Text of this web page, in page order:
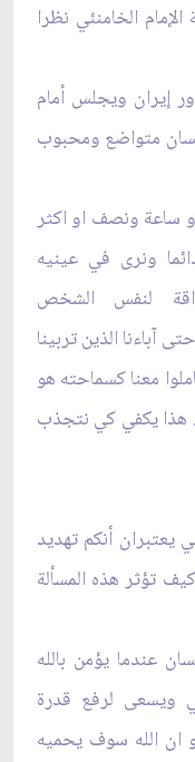
الخامنئي نظرا
ويجلس أمام
متواضع ومحبوب
ساعة ونصف او اكثر
ونرى في عينيه
لنفس الشخص
آباءنا الذين تربينا
25 سنة لم يتعاملوا معنا كسماحته هو
هذا يكفي كي نتجذب
يعتبران أنكم تهديد
تؤثر هذه المسألة
عندما يؤمن بالله
ويسعى لرفع قدرة
ان الله سوف يحميه